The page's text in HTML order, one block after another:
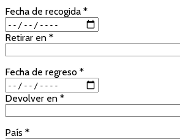
Fecha de recogida *
Retirar en *
Fecha de regreso *
Devolver en *
País *